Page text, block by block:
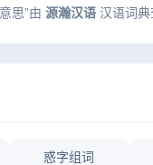
思”由 源瀚汉语 汉语词
惑字组词